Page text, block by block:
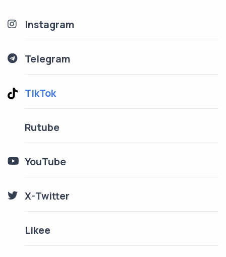
Instagram
Telegram
TikTok
Rutube
YouTube
X-Twitter
Likee